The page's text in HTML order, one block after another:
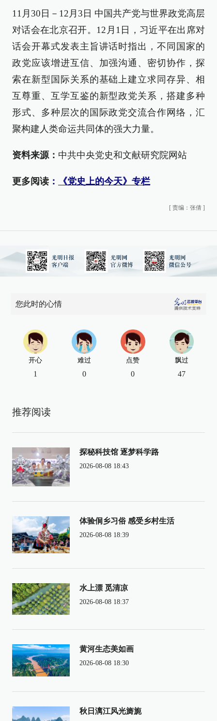
11月30日－12月3日 中国共产党与世界政党高层
对话会在北京召开。12月1日，习近平在出席对
话会开幕式发表主旨讲话时指出，不同国家的
政党应该增进互信、加强沟通、密切协作，探
索在新型国际关系的基础上建立求同存异、相
互尊重、互学互鉴的新型政党关系，搭建多种
形式、多种层次的国际政党交流合作网络，汇
聚构建人类命运共同体的强大力量。
资料来源： 中共中央党史和文献研究院网站
更多阅读 ： 《党史上的今天》专栏
[ 责编：张倩 ]
您此时的心情
开心
1
难过
0
点赞
0
飘过
47
推荐阅读
探秘科技馆 逐梦科学路
2026-08-08 18:43
体验侗乡习俗 感受乡村生活
2026-08-08 18:39
水上漂 觅清凉
2026-08-08 18:37
黄河生态美如画
2026-08-08 18:30
秋日漓江风光旖旎